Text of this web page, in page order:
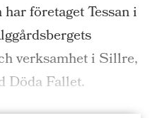
företaget Tessan i
verksamhet i Sillre,
Döda Fallet.